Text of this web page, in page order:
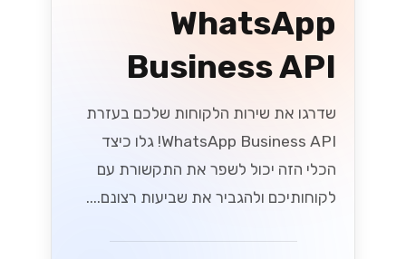
WhatsApp
Business API
שדרגו את שירות הלקוחות שלכם בעזרת
WhatsApp Business API! גלו כיצד
הכלי הזה יכול לשפר את התקשורת עם
לקוחותיכם ולהגביר את שביעות רצונם....